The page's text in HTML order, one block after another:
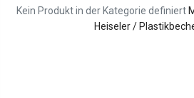
Kein Produkt in der Kategorie definiert
Heiseler /